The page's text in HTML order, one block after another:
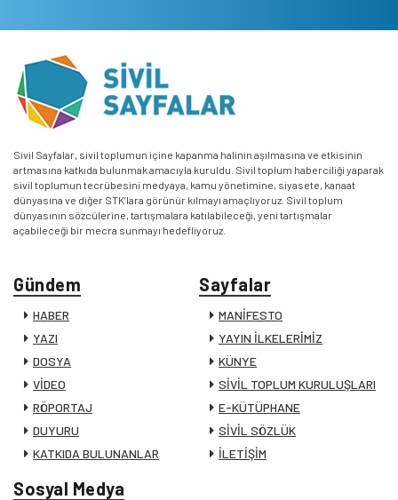
Sivil Sayfalar, sivil toplumun içine kapanma halinin aşılmasına ve etkisinin
artmasına katkıda bulunmak amacıyla kuruldu. Sivil toplum haberciliği yaparak
sivil toplumun tecrübesini medyaya, kamu yönetimine, siyasete, kanaat
dünyasına ve diğer STK’lara görünür kılmayı amaçlıyoruz. Sivil toplum
dünyasının sözcülerine, tartışmalara katılabileceği, yeni tartışmalar
açabileceği bir mecra sunmayı hedefliyoruz.
Gündem
HABER
YAZI
DOSYA
VİDEO
RÖPORTAJ
DUYURU
KATKIDA BULUNANLAR
Sayfalar
MANİFESTO
YAYIN İLKELERİMİZ
KÜNYE
SİVİL TOPLUM KURULUŞLARI
E-KÜTÜPHANE
SİVİL SÖZLÜK
İLETİŞİM
Sosyal Medya